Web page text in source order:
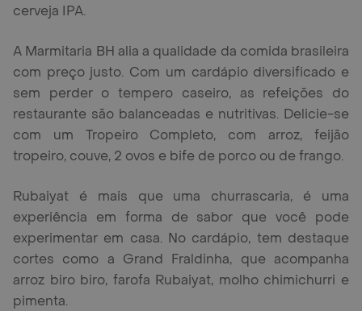
cerveja IPA.
A Marmitaria BH alia a qualidade da comida brasileira
com preço justo. Com um cardápio diversificado e
sem perder o tempero caseiro, as refeições do
restaurante são balanceadas e nutritivas. Delicie-se
com um Tropeiro Completo, com arroz, feijão
tropeiro, couve, 2 ovos e bife de porco ou de frango.
Rubaiyat é mais que uma churrascaria, é uma
experiência em forma de sabor que você pode
experimentar em casa. No cardápio, tem destaque
cortes como a Grand Fraldinha, que acompanha
arroz biro biro, farofa Rubaiyat, molho chimichurri e
pimenta.